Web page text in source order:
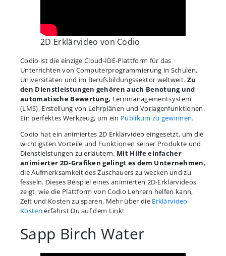
2D Erklärvideo von Codio
Codio ist die einzige Cloud-IDE-Plattform für das
Unterrichten von Computerprogrammierung in Schulen,
Universitäten und im Berufsbildungssektor weltweit. Zu
den Dienstleistungen gehören auch Benotung und
automatische Bewertung, Lernmanagementsystem
(LMS), Erstellung von Lehrplänen und Vorlagenfunktionen.
Ein perfektes Werkzeug, um ein Publikum zu gewinnen.
Codio hat ein animiertes 2D Erklärvideo eingesetzt, um die
wichtigsten Vorteile und Funktionen seiner Produkte und
Dienstleistungen zu erläutern. Mit Hilfe einfacher
animierter 2D-Grafiken gelingt es dem Unternehmen,
die Aufmerksamkeit des Zuschauers zu wecken und zu
fesseln. Dieses Beispiel eines animierten 2D-Erklärvideos
zeigt, wie die Plattform von Codio Lehrern helfen kann,
Zeit und Kosten zu sparen. Mehr über die Erklärvideo
Kosten erfährst Du auf dem Link!
Sapp Birch Water